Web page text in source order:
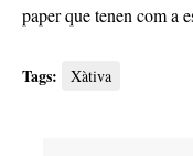
paper que tenen com a
Tags: Xàtiva